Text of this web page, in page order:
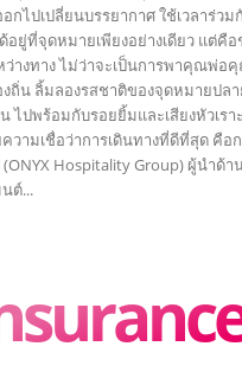
ไปเปลี่ยนบรรยากาศ ใช้เวลาร่วม
ยู่ที่จุดหมายเพียงอย่างเดียว แต่คือ
างทาง ไม่ว่าจะเป็นการพาคุณพ่อ
น ลิ้มลองรสชาติของจุดหมายปลา
ปพร้อมกับรอยยิ้มและเสียงหัวเรา
ามเชื่อว่าการเดินทางที่ดีที่สุด คือ
Hospitality Group) ผู้นำด้า
ต์...